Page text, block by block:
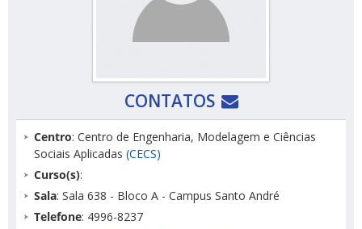
CONTATOS
Centro: Centro de Engenharia, Modelagem e Ciências
Sociais Aplicadas (CECS)
Curso(s):
Sala: Sala 638 - Bloco A - Campus Santo André
Telefone: 4996-8237